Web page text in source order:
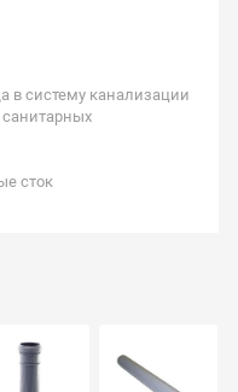
в систему канализации
санитарных
сток